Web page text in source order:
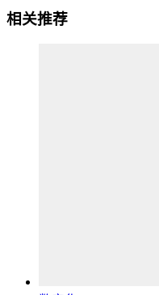
相关推荐